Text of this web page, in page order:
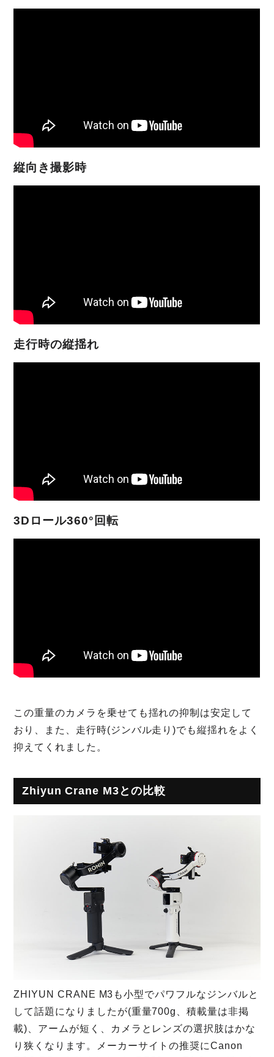
縦向き撮影時
走行時の縦揺れ
3Dロール360°回転
この重量のカメラを乗せても揺れの抑制は安定して
おり、また、走行時(ジンバル走り)でも縦揺れをよく
抑えてくれました。
Zhiyun Crane M3との比較
ZHIYUN CRANE M3も小型でパワフルなジンバルと
して話題になりましたが(重量700g、積載量は非掲
載)、アームが短く、カメラとレンズの選択肢はかな
り狭くなります。メーカーサイトの推奨にCanon